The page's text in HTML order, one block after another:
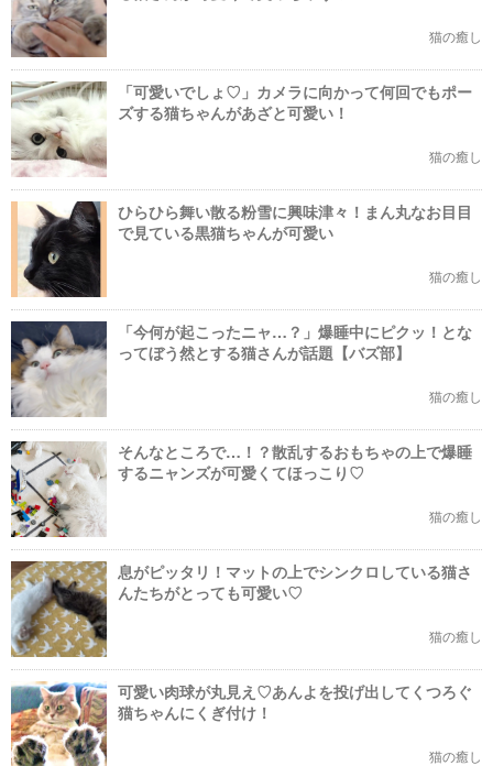
猫の癒し
「可愛いでしょ♡」カメラに向かって何回でもポー
ズする猫ちゃんがあざと可愛い！
猫の癒し
ひらひら舞い散る粉雪に興味津々！まん丸なお目目
で見ている黒猫ちゃんが可愛い
猫の癒し
「今何が起こったニャ…？」爆睡中にピクッ！とな
ってぼう然とする猫さんが話題【バズ部】
猫の癒し
そんなところで…！？散乱するおもちゃの上で爆睡
するニャンズが可愛くてほっこり♡
猫の癒し
息がピッタリ！マットの上でシンクロしている猫さ
んたちがとっても可愛い♡
猫の癒し
可愛い肉球が丸見え♡あんよを投げ出してくつろぐ
猫ちゃんにくぎ付け！
猫の癒し